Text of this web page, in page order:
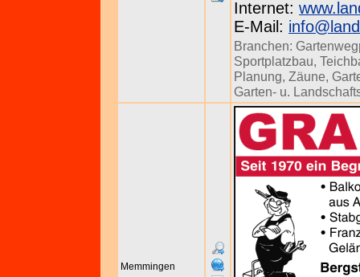
Internet:
E-Mail:
Branchen:
Sportplatzbau,
Planung, Zäune,
Garten- u.
Memmingen